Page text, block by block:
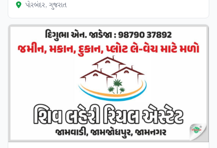
પોરબંદર, ગુજરાત